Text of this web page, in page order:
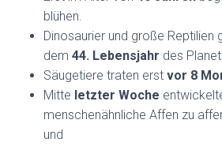
blühen.
Dinosaurier und große Reptilien
dem 44. Lebensjahr des
Säugetiere traten erst vor 8
Mitte letzter Woche
menschenähnliche Affen zu
und